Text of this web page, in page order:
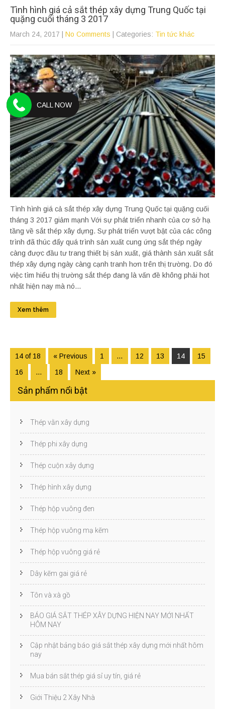
Tình hình giá cả sắt thép xây dựng Trung Quốc tại
quặng cuối tháng 3 2017
March 24, 2017 No Comments | Categories: Tin tức khác
Tình hình giá cả sắt thép xây dựng Trung Quốc tại quặng cuối
tháng 3 2017 giảm mạnh Với sự phát triển nhanh của cơ sở hạ
tầng về sắt thép xây dựng. Sự phát triển vượt bật của các công
trình đã thúc đẩy quá trình sản xuất cung ứng sắt thép ngày
càng được đầu tư trang thiết bị sản xuất, giá thành sản xuất sắt
thép xây dựng ngày càng cạnh tranh hơn trên thị trường. Do đó
việc tìm hiểu thị trường sắt thép đang là vấn đề không phải hot
nhất hiện nay mà nó...
Xem thêm
14 of 18 « Previous 1 … 12 13 14
15
16
… 18 Next »
Sản phẩm nổi bật
Thép vằn xây dựng
Thép phi xây dựng
Thép cuộn xây dựng
Thép hình xây dựng
Thép hộp vuông đen
Thép hộp vuông mạ kẽm
Thép hộp vuông giá rẻ
Dây kẽm gai giá rẻ
Tôn và xà gồ
BÁO GIÁ SẮT THÉP XÂY DỰNG HIỆN NAY MỚI NHẤT
HÔM NAY
Cập nhật bảng báo giá sắt thép xây dựng mới nhất hôm
nay
Mua bán sắt thép giá sỉ uy tín, giá rẻ
Giới Thiệu 2 Xây Nhà
CALL NOW